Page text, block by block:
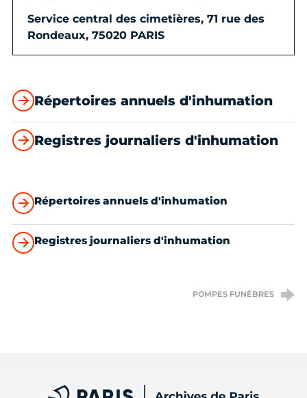
Service central des cimetières, 71 rue des
Rondeaux, 75020 PARIS
Répertoires annuels d'inhumation
Registres journaliers d'inhumation
Répertoires annuels d'inhumation
Registres journaliers d'inhumation
POMPES FUNÈBRES
Archives de Paris